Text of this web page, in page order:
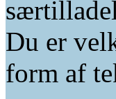
Du er
form af